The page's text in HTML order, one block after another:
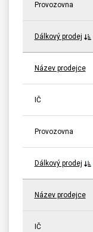
Provozovna
Dálkový prodej
Název prodejce
IČ
Provozovna
Dálkový prodej
Název prodejce
IČ